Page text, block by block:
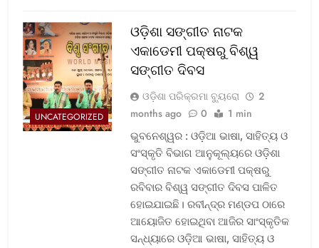
UNCATEGORIZED
ଓଡ଼ିଶା ସଙ୍ଗୀତ ନାଟକ
ଏକାଡେମୀ ପକ୍ଷରୁ ବିଶ୍ୱ
ସଙ୍ଗୀତ ଦିବସ
ଓଡ଼ିଶା ପରିକ୍ରମା ବ୍ୟୁରୋ
2
months ago
0 1 min
ଭୁବନେଶ୍ୱର : ଓଡ଼ିଆ ଭାଷା, ସାହିତ୍ୟ ଓ
ସଂସ୍କୃତି ବିଭାଗ ଆନୁକୂଲ୍ୟରେ ଓଡ଼ିଶା
ସଙ୍ଗୀତ ନାଟକ ଏକାଡେମୀ ପକ୍ଷରୁ
ରବିବାର ବିଶ୍ୱ ସଙ୍ଗୀତ ଦିବସ ପାଳିତ
ହୋଇଯାଇଛି। ରବୀନ୍ଦ୍ର ମଣ୍ଡପ ଠାରେ
ଆୟୋଜିତ ହୋଇଥିବା ଆଜିର ସାଂସ୍କୃତିକ
ସନ୍ଧ୍ୟାରେ ଓଡ଼ିଆ ଭାଷା, ସାହିତ୍ୟ ଓ